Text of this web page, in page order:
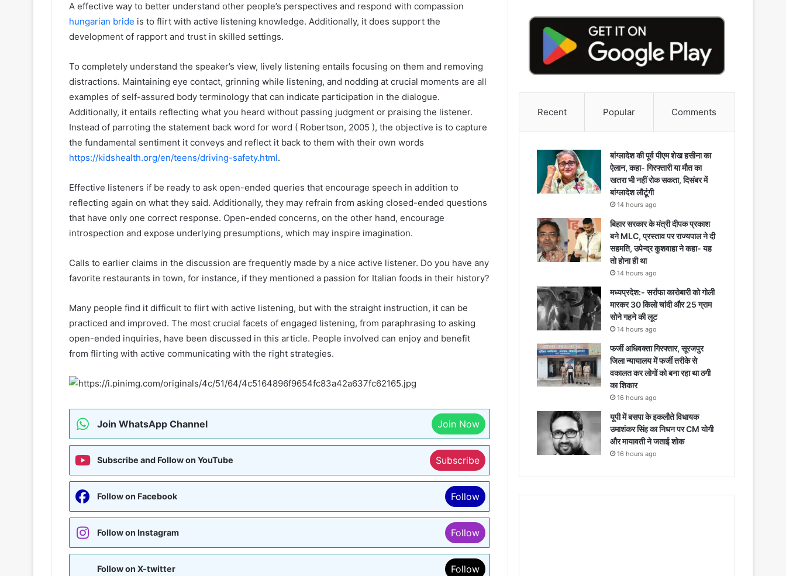
A effective way to better understand other people’s perspectives and respond with compassion
hungarian bride is to flirt with active listening knowledge. Additionally, it does support the
development of rapport and trust in skilled settings.
To completely understand the speaker’s view, lively listening entails focusing on them and removing
distractions. Maintaining eye contact, grinning while listening, and nodding at crucial moments are all
examples of self-assured body terminology that can indicate participation in the dialogue.
Additionally, it entails reflecting what you heard without passing judgment or praising the listener.
Instead of parroting the statement back word for word ( Robertson, 2005 ), the objective is to capture
the fundamental sentiment it conveys and reflect it back to them with their own words
https://kidshealth.org/en/teens/driving-safety.html.
Effective listeners if be ready to ask open-ended queries that encourage speech in addition to
reflecting again on what they said. Additionally, they may refrain from asking closed-ended questions
that have only one correct response. Open-ended concerns, on the other hand, encourage
introspection and expose underlying presumptions, which may inspire imagination.
Calls to earlier claims in the discussion are frequently made by a nice active listener. Do you have any
favorite restaurants in town, for instance, if they mentioned a passion for Italian foods in their history?
Many people find it difficult to flirt with active listening, but with the straight instruction, it can be
practiced and improved. The most crucial facets of engaged listening, from paraphrasing to asking
open-ended inquiries, have been discussed in this article. People involved can enjoy and benefit
from flirting with active communicating with the right strategies.
Join WhatsApp Channel Join Now
Subscribe and Follow on YouTube Subscribe
Follow on Facebook Follow
Follow on Instagram Follow
Follow on X-twitter Follow
Recent Popular Comments
बांग्लादेश की पूर्व पीएम शेख हसीना का
ऐलान, कहा- गिरफ्तारी या मौत का
खतरा भी नहीं रोक सकता, दिसंबर में
बांग्लादेश लौटूंगी
14 hours ago
बिहार सरकार के मंत्री दीपक प्रकाश
बने MLC, प्रस्ताव पर राज्यपाल ने दी
सहमति, उपेन्द्र कुशवाहा ने कहा- यह
तो होना ही था
14 hours ago
मध्यप्रदेश:- सर्राफा कारोबारी को गोली
मारकर 30 किलो चांदी और 25 ग्राम
सोने गहने की लूट
14 hours ago
फर्जी अधिवक्ता गिरफ्तार, सूरजपुर
जिला न्यायालय में फर्जी तरीके से
वकालत कर लोगों को बना रहा था ठगी
का शिकार
16 hours ago
यूपी में बसपा के इकलौते विधायक
उमाशंकर सिंह का निधन पर CM याेगी
और मायावती ने जताई शोक
16 hours ago